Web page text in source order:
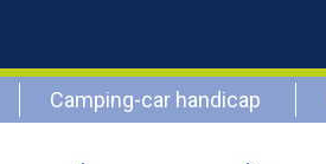
Camping-car handicap